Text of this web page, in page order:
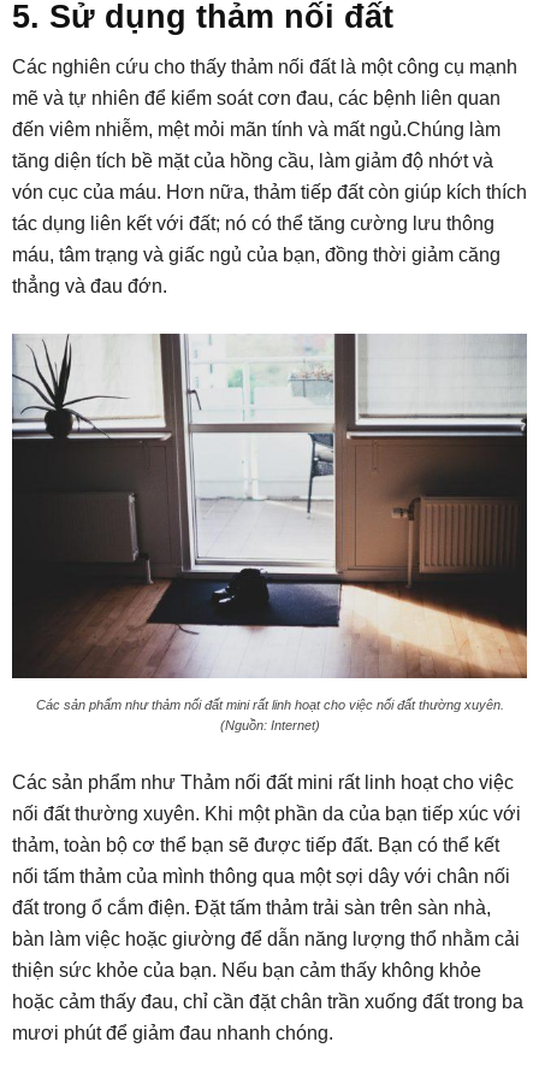
5. Sử dụng thảm nối đất
Các nghiên cứu cho thấy thảm nối đất là một công cụ mạnh
mẽ và tự nhiên để kiểm soát cơn đau, các bệnh liên quan
đến viêm nhiễm, mệt mỏi mãn tính và mất ngủ.Chúng làm
tăng diện tích bề mặt của hồng cầu, làm giảm độ nhớt và
vón cục của máu. Hơn nữa, thảm tiếp đất còn giúp kích thích
tác dụng liên kết với đất; nó có thể tăng cường lưu thông
máu, tâm trạng và giấc ngủ của bạn, đồng thời giảm căng
thẳng và đau đớn.
Các sản phẩm như thảm nối đất mini rất linh hoạt cho việc nối đất thường xuyên.
(Nguồn: Internet)
Các sản phẩm như Thảm nối đất mini rất linh hoạt cho việc
nối đất thường xuyên. Khi một phần da của bạn tiếp xúc với
thảm, toàn bộ cơ thể bạn sẽ được tiếp đất. Bạn có thể kết
nối tấm thảm của mình thông qua một sợi dây với chân nối
đất trong ổ cắm điện. Đặt tấm thảm trải sàn trên sàn nhà,
bàn làm việc hoặc giường để dẫn năng lượng thổ nhằm cải
thiện sức khỏe của bạn. Nếu bạn cảm thấy không khỏe
hoặc cảm thấy đau, chỉ cần đặt chân trần xuống đất trong ba
mươi phút để giảm đau nhanh chóng.